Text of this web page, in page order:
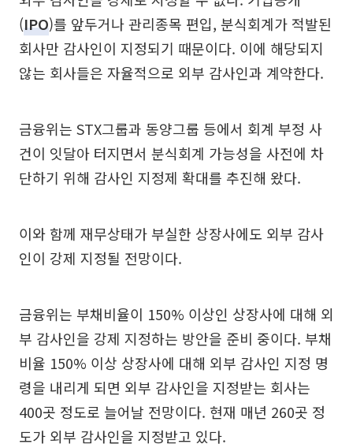
(IPO)를 앞두거나 관리종목 편입, 분식회계가 적발된
회사만 감사인이 지정되기 때문이다. 이에 해당되지
않는 회사들은 자율적으로 외부 감사인과 계약한다.
금융위는 STX그룹과 동양그룹 등에서 회계 부정 사
건이 잇달아 터지면서 분식회계 가능성을 사전에 차
단하기 위해 감사인 지정제 확대를 추진해 왔다.
이와 함께 재무상태가 부실한 상장사에도 외부 감사
인이 강제 지정될 전망이다.
금융위는 부채비율이 150% 이상인 상장사에 대해 외
부 감사인을 강제 지정하는 방안을 준비 중이다. 부채
비율 150% 이상 상장사에 대해 외부 감사인 지정 명
령을 내리게 되면 외부 감사인을 지정받는 회사는
400곳 정도로 늘어날 전망이다. 현재 매년 260곳 정
도가 외부 감사인을 지정받고 있다.